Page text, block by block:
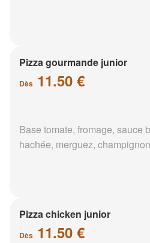
Pizza gourmande junior
Dès 11.50 €
Base tomate, fromage, sauce
hachée, merguez,
Pizza chicken junior
Dès 11.50 €